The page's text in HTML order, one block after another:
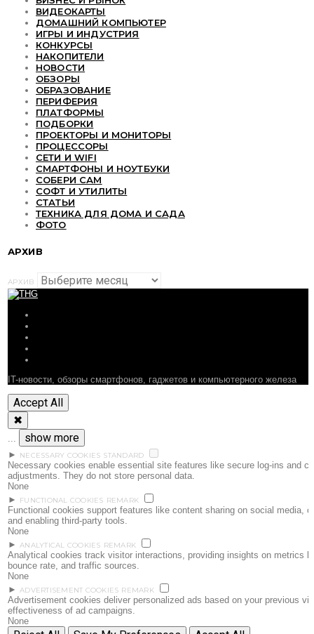
ВИДЕОКАРТЫ
ДОМАШНИЙ КОМПЬЮТЕР
ИГРЫ И ИНДУСТРИЯ
КОНКУРСЫ
НАКОПИТЕЛИ
НОВОСТИ
ОБЗОРЫ
ОБРАЗОВАНИЕ
ПЕРИФЕРИЯ
ПЛАТФОРМЫ
ПОДБОРКИ
ПРОЕКТОРЫ И МОНИТОРЫ
ПРОЦЕССОРЫ
СЕТИ И WIFI
СМАРТФОНЫ И НОУТБУКИ
СОБЕРИ САМ
СОФТ И УТИЛИТЫ
СТАТЬИ
ТЕХНИКА ДЛЯ ДОМА И САДА
ФОТО
АРХИВ
АРХИВ
IT-новости, обзоры смартфонов, гаджетов и компьютерного железа
Accept All
✖
show more
► NECESSARY COOKIES STANDARD
Necessary cookies enable essential site features like secure log-ins and
adjustments. They do not store personal data.
None
►
FUNCTIONAL COOKIES REMARK
Functional cookies support features like content sharing on social media,
and enabling third-party tools.
None
► ANALYTICAL COOKIES REMARK
Analytical cookies track visitor interactions, providing insights on metrics
bounce rate, and traffic sources.
None
► ADVERTISEMENT COOKIES REMARK
Advertisement cookies deliver personalized ads based on your previous
effectiveness of ad campaigns.
None